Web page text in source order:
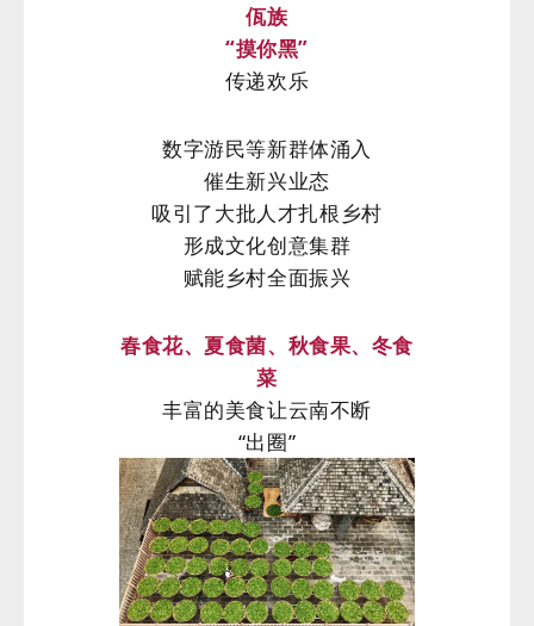
佤族
“摸你黑”
传递欢乐
数字游民等新群体涌入
催生新兴业态
吸引了大批人才扎根乡村
形成文化创意集群
赋能乡村全面振兴
春食花、夏食菌、秋食果、冬食
菜
丰富的美食让云南不断
“出圈”